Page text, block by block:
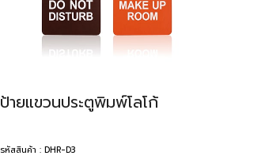
ป้ายแขวนประตูพิมพ์โลโก้
รหัสสินค้า : DHR-D3